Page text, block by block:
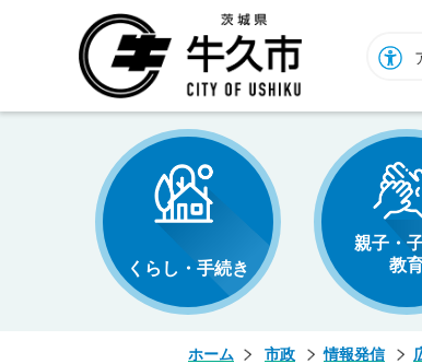
くらし・手続き
親子・
教
ホーム 市政 情報発信